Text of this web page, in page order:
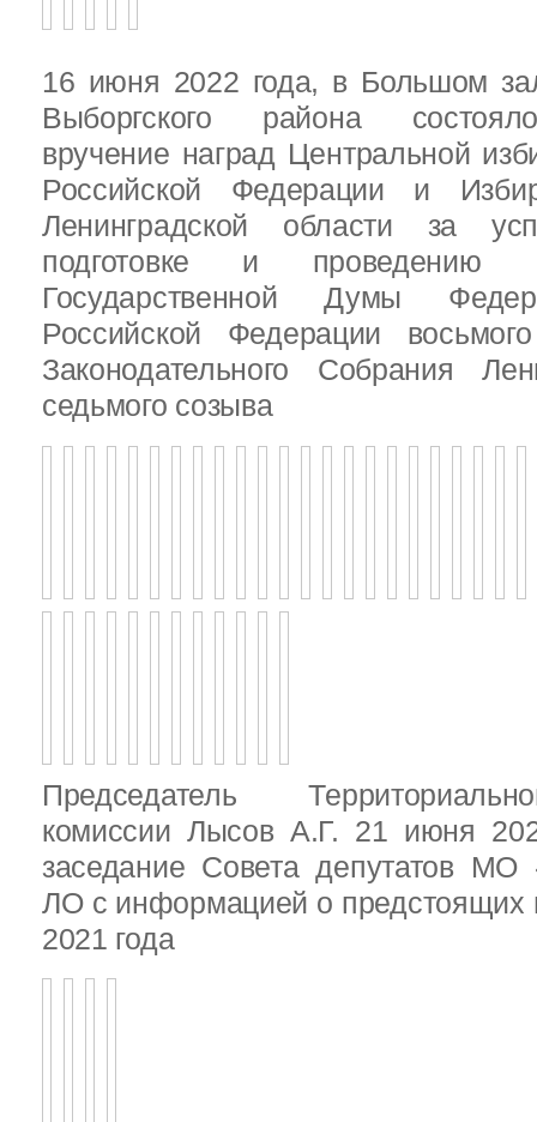
16 июня 2022 года, в Большом
Выборгского района
вручение наград Центральной
Российской Федерации и
Ленинградской области за
подготовке и проведению
Государственной Думы
Российской Федерации
Законодательного Собрания
седьмого созыва
Председатель
комиссии Лысов А.Г. 21 июня
заседание Совета депутатов МО
ЛО с информацией о предстоящих
2021 года